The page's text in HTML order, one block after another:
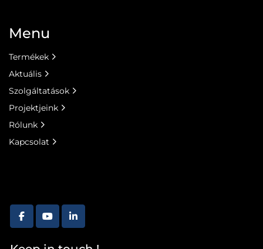
facebookyoutubelinkedin
Menu
Termékek
Aktuális
Szolgáltatások
Projektjeink
Rólunk
Kapcsolat